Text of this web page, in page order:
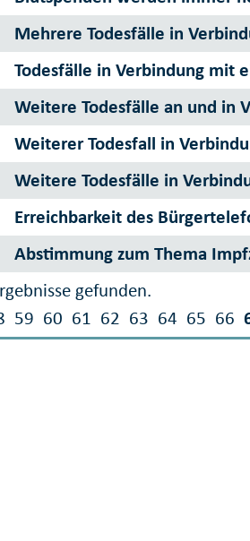
gefunden.
59 60 61 62 63 64 65 66
Mehrere Todesfälle in
Todesfälle in Verbindung mit
Weitere Todesfälle an und in
Weiterer Todesfall in
Weitere Todesfälle in
Erreichbarkeit des
Abstimmung zum Thema